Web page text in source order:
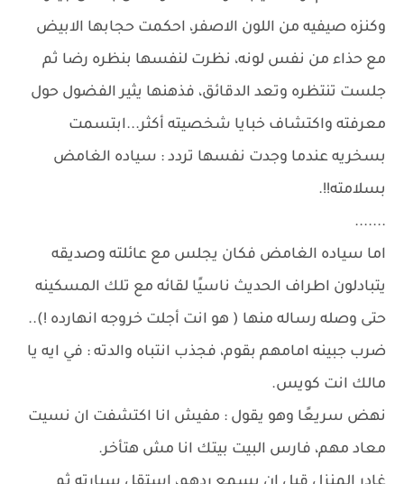
وكنزه صيفيه من اللون الاصفر، احكمت حجابها الابيض
مع حذاء من نفس لونه، نظرت لنفسها بنظره رضا ثم
جلست تنتظره وتعد الدقائق، فذهنها يثير الفضول حول
معرفته واكتشاف خبايا شخصيته أكثر...ابتسمت
بسخريه عندما وجدت نفسها تردد : سياده الغامض
بسلامته!!.
.......
اما سياده الغامض فكان يجلس مع عائلته وصديقه
يتبادلون اطراف الحديث ناسيًا لقائه مع تلك المسكينه
حتى وصله رساله منها ( هو انت أجلت خروجه انهارده !)..
ضرب جبينه امامهم بقوم، فجذب انتباه والدته : في ايه يا
مالك انت كويس.
نهض سريعًا وهو يقول : مفيش انا اكتشفت ان نسيت
معاد مهم، فارس البيت بيتك انا مش هتأخر.